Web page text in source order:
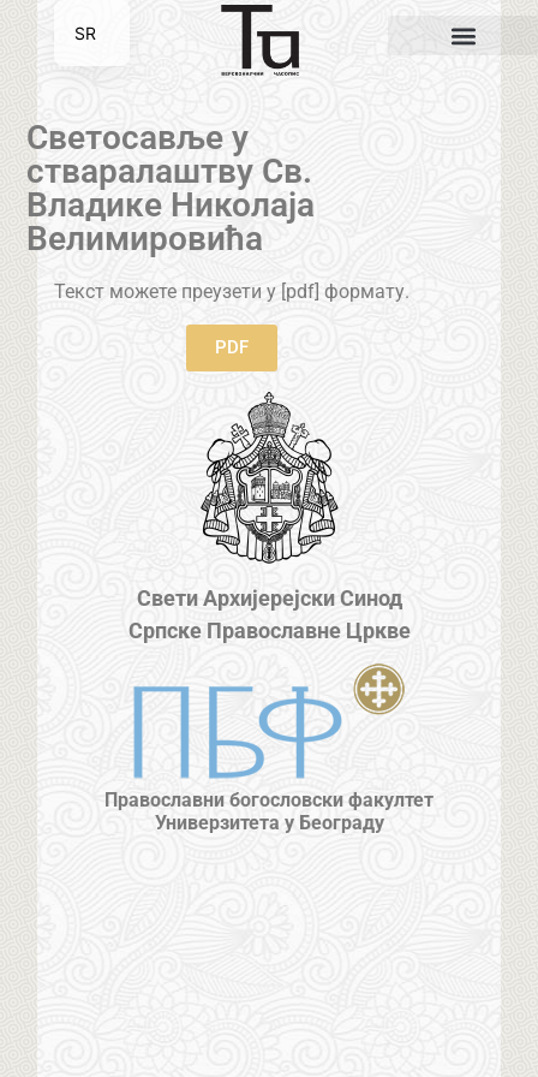
Светосавље у
стваралаштву Св.
Владике Николаја
Велимировића
Текст можете преузети у [pdf] формату.
PDF
Свети Архијерејски Синод
Српске Православне Цркве
Православни богословски факултет
Универзитета у Београду
SR
EN